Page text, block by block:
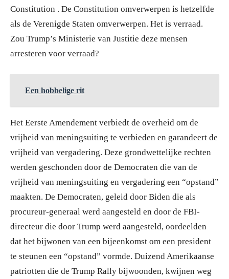
Constitution . De Constitution omverwerpen is hetzelfde
als de Verenigde Staten omverwerpen. Het is verraad.
Zou Trump’s Ministerie van Justitie deze mensen
arresteren voor verraad?
Een hobbelige rit
Het Eerste Amendement verbiedt de overheid om de
vrijheid van meningsuiting te verbieden en garandeert de
vrijheid van vergadering. Deze grondwettelijke rechten
werden geschonden door de Democraten die van de
vrijheid van meningsuiting en vergadering een “opstand”
maakten. De Democraten, geleid door Biden die als
procureur-generaal werd aangesteld en door de FBI-
directeur die door Trump werd aangesteld, oordeelden
dat het bijwonen van een bijeenkomst om een president
te steunen een “opstand” vormde. Duizend Amerikaanse
patriotten die de Trump Rally bijwoonden, kwijnen weg